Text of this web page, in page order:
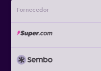
Fornecedor